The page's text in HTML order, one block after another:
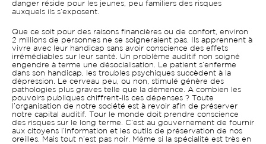
danger réside pour les jeunes, peu familiers des risques
auxquels ils s’exposent.
Que ce soit pour des raisons financières ou de confort, environ
2 millions de personnes ne se soigneraient pas. Ils apprennent à
vivre avec leur handicap sans avoir conscience des effets
irrémédiables sur leur santé. Un problème auditif non soigné
engendre à terme une désocialisation. Le patient s’enferme
dans son handicap, les troubles psychiques succèdent à la
dépression. Le cerveau peu, ou non, stimulé génère des
pathologies plus graves telle que la démence. A combien les
pouvoirs publiques chiffrent-ils ces dépenses ? Toute
l’organisation de notre société est à revoir afin de préserver
notre capital auditif. Tour le monde doit prendre conscience
des risques sur le long terme. C’est au gouvernement de fournir
aux citoyens l’information et les outils de préservation de nos
oreilles. Mais tout n’est pas noir. Même si la spécialité est très en